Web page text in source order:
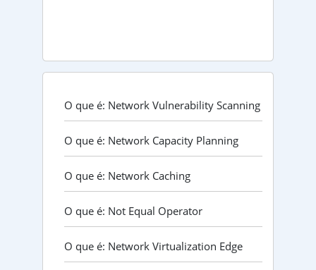
O que é: Network Vulnerability Scanning
O que é: Network Capacity Planning
O que é: Network Caching
O que é: Not Equal Operator
O que é: Network Virtualization Edge